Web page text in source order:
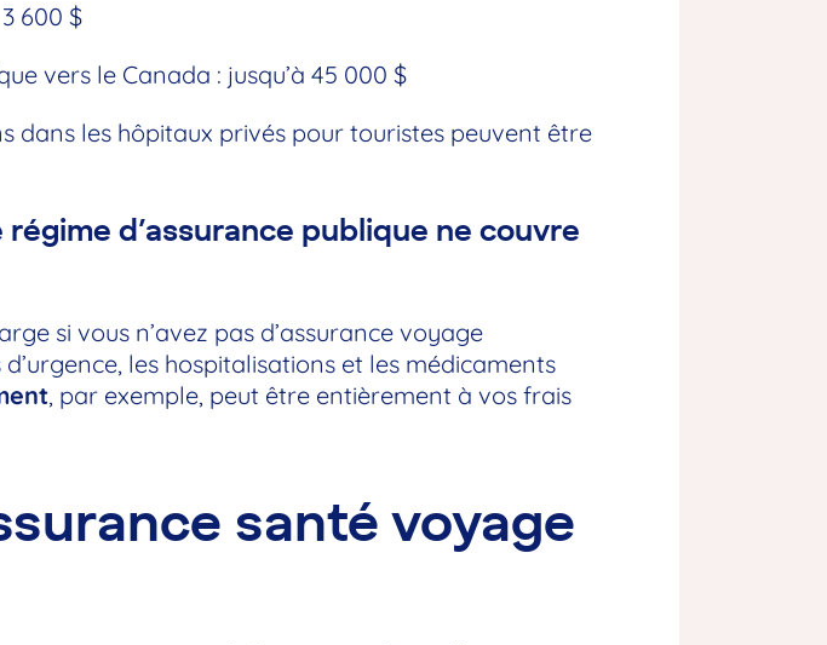
600 $
vers le Canada : jusqu’à 45 000 $
dans les hôpitaux privés pour touristes peuvent être
d’assurance publique ne couvre
si vous n’avez pas d’assurance voyage
les hospitalisations et les médicaments
, par exemple, peut être entièrement à vos frais
santé voyage